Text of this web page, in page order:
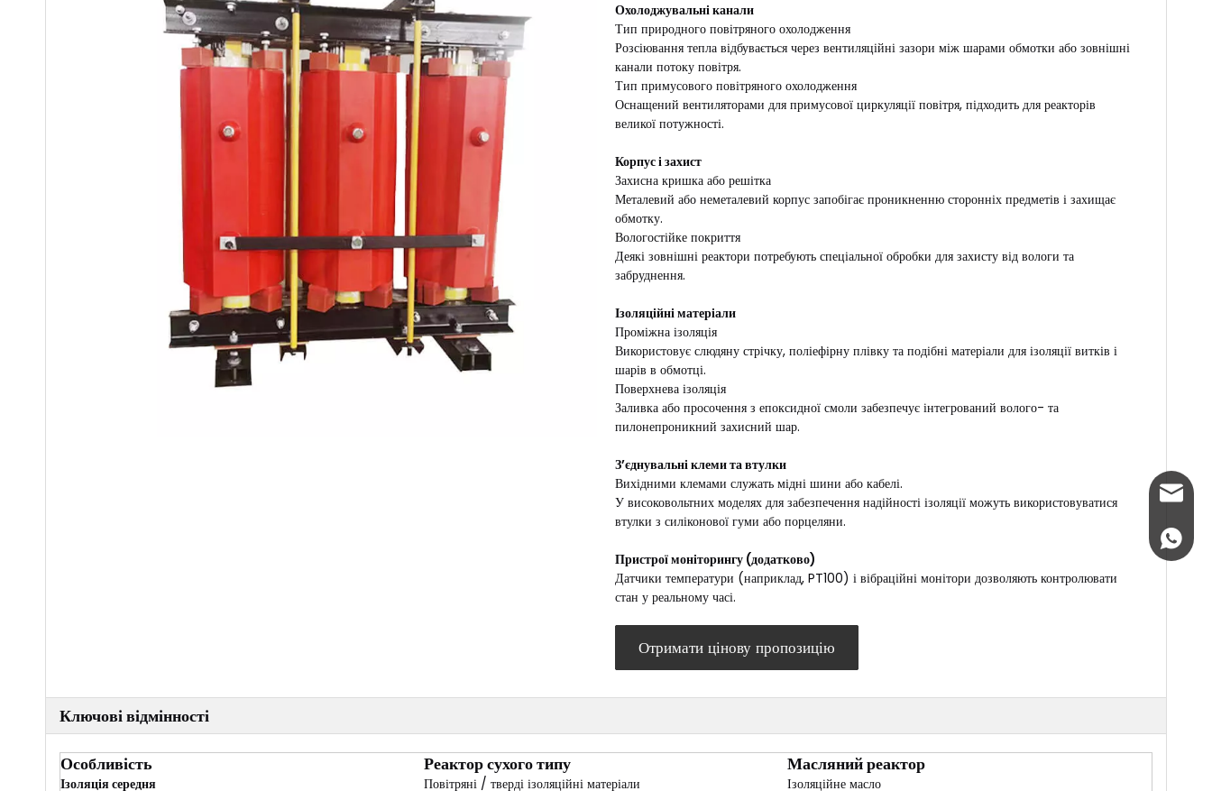
Охолоджувальні канали
Тип природного повітряного охолодження
Розсіювання тепла відбувається через вентиляційні зазори між шарами обмотки або зовнішні
канали потоку повітря.
Тип примусового повітряного охолодження
Оснащений вентиляторами для примусової циркуляції повітря, підходить для реакторів
великої потужності.
Корпус і захист
Захисна кришка або решітка
Металевий або неметалевий корпус запобігає проникненню сторонніх предметів і захищає
обмотку.
Вологостійке покриття
Деякі зовнішні реактори потребують спеціальної обробки для захисту від вологи та
забруднення.
Ізоляційні матеріали
Проміжна ізоляція
Використовує слюдяну стрічку, поліефірну плівку та подібні матеріали для ізоляції витків і
шарів в обмотці.
Поверхнева ізоляція
Заливка або просочення з епоксидної смоли забезпечує інтегрований волого- та
пилонепроникний захисний шар.
З’єднувальні клеми та втулки
Вихідними клемами служать мідні шини або кабелі.
У високовольтних моделях для забезпечення надійності ізоляції можуть використовуватися
втулки з силіконової гуми або порцеляни.
Пристрої моніторингу (додатково)
Датчики температури (наприклад, PT100) і вібраційні монітори дозволяють контролювати
стан у реальному часі.
Отримати цінову пропозицію
Ключові відмінності
Особливість Реактор сухого типу Масляний реактор
Ізоляція середня Повітряні / тверді ізоляційні матеріали
Ізоляційне масло
+86